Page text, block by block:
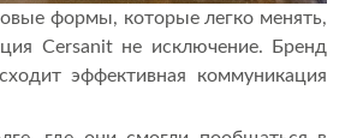
формы, которые легко менять,
Cersanit не исключение. Бренд
эффективная коммуникация